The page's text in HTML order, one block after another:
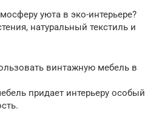
уюта в эко-интерьере?
натуральный текстиль и
винтажную мебель в
придает интерьеру особый